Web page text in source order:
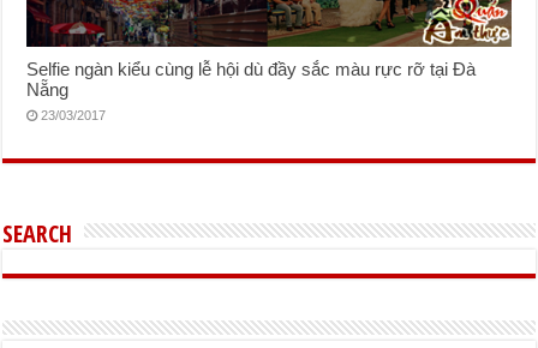
Selfie ngàn kiểu cùng lễ hội dù đầy sắc màu rực rỡ tại Đà
Nẵng
23/03/2017
SEARCH